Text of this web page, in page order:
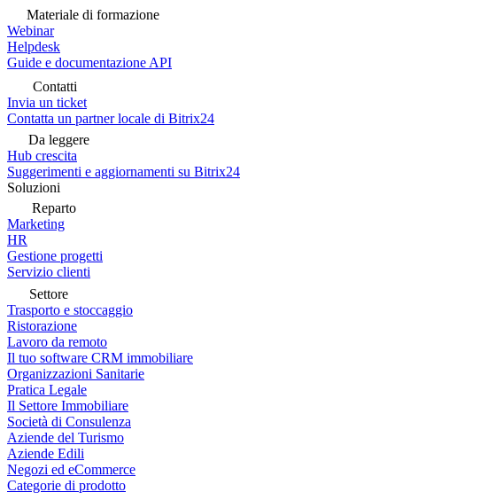
Materiale di formazione
Webinar
Helpdesk
Guide e documentazione API
Contatti
Invia un ticket
Contatta un partner locale di Bitrix24
Da leggere
Hub crescita
Suggerimenti e aggiornamenti su Bitrix24
Soluzioni
Reparto
Marketing
HR
Gestione progetti
Servizio clienti
Settore
Trasporto e stoccaggio
Ristorazione
Lavoro da remoto
Il tuo software CRM immobiliare
Organizzazioni Sanitarie
Pratica Legale
Il Settore Immobiliare
Società di Consulenza
Aziende del Turismo
Aziende Edili
Negozi ed eCommerce
Categorie di prodotto